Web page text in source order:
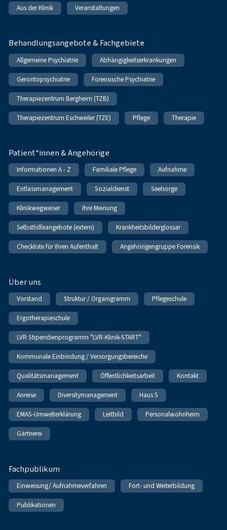
Aus der Klinik Veranstaltungen
Behandlungsangebote & Fachgebiete
Allgemeine Psychiatrie Abhängigkeitserkrankungen
Gerontopsychiatrie Forensische Psychiatrie
Therapiezentrum Bergheim (TZB)
Therapiezentrum Eschweiler (TZE) Pflege Therapie
Patient*innen & Angehörige
Informationen A - Z Familiale Pflege Aufnahme
Entlassmanagement Sozialdienst Seelsorge
Klinikwegweiser Ihre Meinung
Selbsthilfeangebote (extern) Krankheitsbilderglossar
Checkliste für Ihren Aufenthalt Angehörigengruppe Forensik
Über uns
Vorstand Struktur / Organigramm Pflegeschule
Ergotherapieschule
LVR Stipendienprogramm "LVR-Klinik-START"
Kommunale Einbindung / Versorgungsbereiche
Qualitätsmanagement Öffentlichkeitsarbeit Kontakt
Anreise Diversitymanagement Haus 5
EMAS-Umwelterklärung Leitbild Personalwohnheim
Gärtnerei
Fachpublikum
Einweisung/ Aufnahmeverfahren Fort- und Weiterbildung
Publikationen